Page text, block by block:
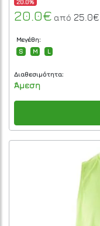
20.0%
20.0€ από 25.0€
Μεγέθη:
S
M L
Διαθεσιμότητα:
Άμεση